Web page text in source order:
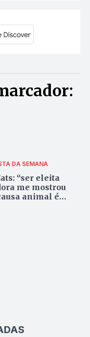
DA SEMANA
“ser eleita
me mostrou
animal é